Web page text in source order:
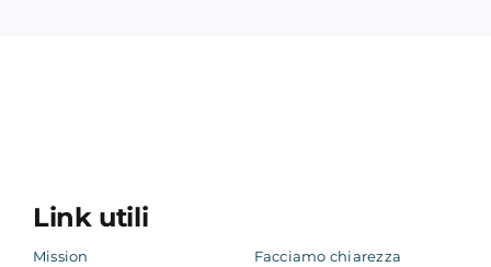
Link utili
Mission Facciamo chiarezza